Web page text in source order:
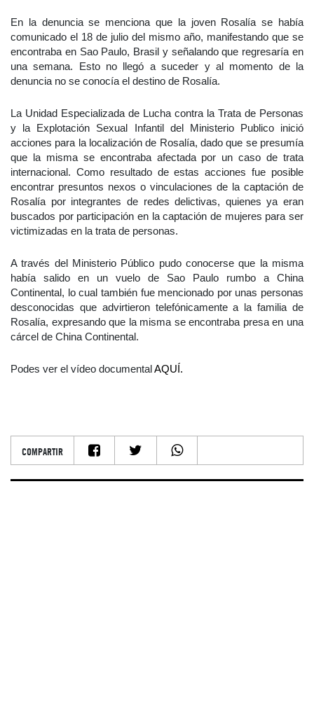
En la denuncia se menciona que la joven Rosalía se había
comunicado el 18 de julio del mismo año, manifestando que se
encontraba en Sao Paulo, Brasil y señalando que regresaría en
una semana. Esto no llegó a suceder y al momento de la
denuncia no se conocía el destino de Rosalía.
La Unidad Especializada de Lucha contra la Trata de Personas
y la Explotación Sexual Infantil del Ministerio Publico inició
acciones para la localización de Rosalía, dado que se presumía
que la misma se encontraba afectada por un caso de trata
internacional. Como resultado de estas acciones fue posible
encontrar presuntos nexos o vinculaciones de la captación de
Rosalía por integrantes de redes delictivas, quienes ya eran
buscados por participación en la captación de mujeres para ser
victimizadas en la trata de personas.
A través del Ministerio Público pudo conocerse que la misma
había salido en un vuelo de Sao Paulo rumbo a China
Continental, lo cual también fue mencionado por unas personas
desconocidas que advirtieron telefónicamente a la familia de
Rosalía, expresando que la misma se encontraba presa en una
cárcel de China Continental.
Podes ver el vídeo documentalAQUÍ.
COMPARTIR